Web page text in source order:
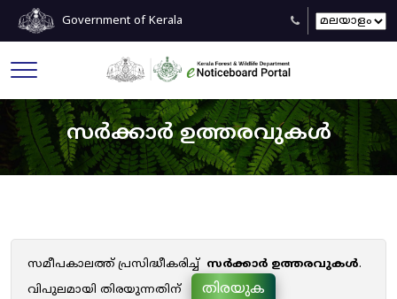
Government of Kerala
സർക്കാർ ഉത്തരവുകൾ
സമീപകാലത്ത് പ്രസിദ്ധീകരിച്ച് സർക്കാർ ഉത്തരവുകൾ.
വിപുലമായി തിരയുന്നതിന്
തിരയുക